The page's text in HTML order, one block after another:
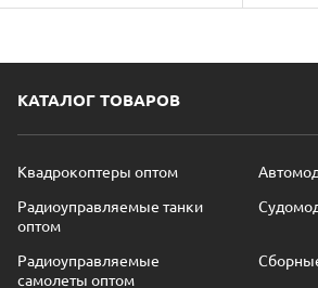
КАТАЛОГ ТОВАРОВ
Квадрокоптеры оптом
Радиоуправляемые танки
оптом
Радиоуправляемые
самолеты оптом